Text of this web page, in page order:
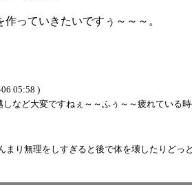
っていきたいですぅ～～～。
05:58 )
など大変ですねぇ～～ふぅ～～疲れている
り無理をしすぎると後で体を壊したりど